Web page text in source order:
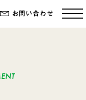
お問い合わせ